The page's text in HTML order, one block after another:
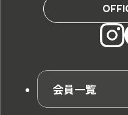
会員一覧